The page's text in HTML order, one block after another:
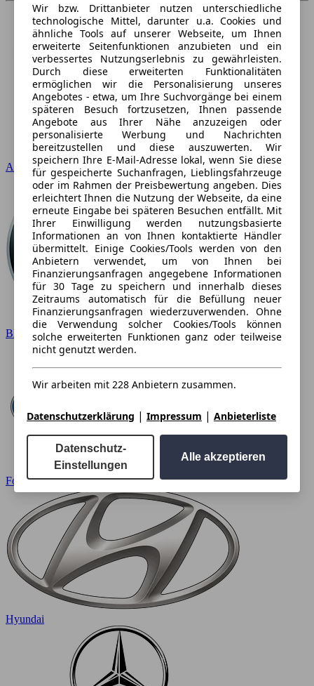
Audi
BMW
Ford
Hyundai
Wir bzw. Drittanbieter nutzen unterschiedliche
technologische Mittel, darunter u.a. Cookies und
ähnliche Tools auf unserer Webseite, um Ihnen
erweiterte Seitenfunktionen anzubieten und ein
verbessertes Nutzungserlebnis zu gewährleisten.
Durch diese erweiterten Funktionalitäten
ermöglichen wir die Personalisierung unseres
Angebotes - etwa, um Ihre Suchvorgänge bei einem
späteren Besuch fortzusetzen, Ihnen passende
Angebote aus Ihrer Nähe anzuzeigen oder
personalisierte Werbung und Nachrichten
bereitzustellen und diese auszuwerten. Wir
speichern Ihre E-Mail-Adresse lokal, wenn Sie diese
für gespeicherte Suchanfragen, Lieblingsfahrzeuge
oder im Rahmen der Preisbewertung angeben. Dies
erleichtert Ihnen die Nutzung der Webseite, da eine
erneute Eingabe bei späteren Besuchen entfällt. Mit
Ihrer Einwilligung werden nutzungsbasierte
Informationen an von Ihnen kontaktierte Händler
übermittelt. Einige Cookies/Tools werden von den
Anbietern verwendet, um von Ihnen bei
Finanzierungsanfragen angegebene Informationen
für 30 Tage zu speichern und innerhalb dieses
Zeitraums automatisch für die Befüllung neuer
Finanzierungsanfragen wiederzuverwenden. Ohne
die Verwendung solcher Cookies/Tools können
solche erweiterten Funktionen ganz oder teilweise
nicht genutzt werden.
Wir arbeiten mit 228 Anbietern zusammen.
Datenschutzerklärung | Impressum | Anbieterliste
Datenschutz-
Einstellungen
Alle akzeptieren